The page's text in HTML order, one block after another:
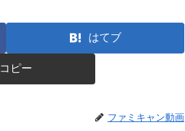
はてブ
コピー
ファミキャン動画